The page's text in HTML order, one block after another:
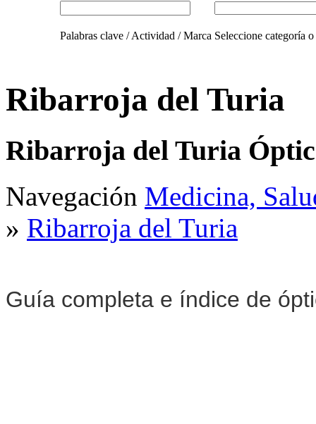
Palabras clave / Actividad / Marca Seleccione categoría
Ribarroja del Turia
Ribarroja del Turia
Navegación Medicina,
» Ribarroja del Turia
Guía completa e índice de